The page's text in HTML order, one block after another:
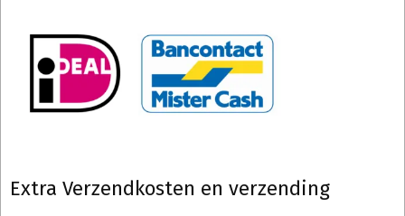
Extra Verzendkosten en verzending